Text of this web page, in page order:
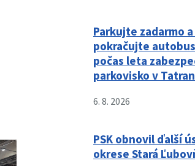
Parkujte zadarmo
pokračujte
počas leta
parkovisko v
6. 8. 2026
PSK obnovil ďalší
okrese Stará